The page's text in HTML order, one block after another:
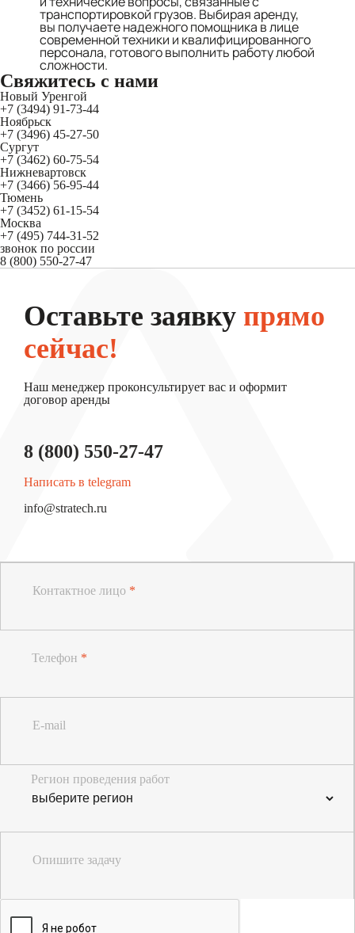
транспортировкой грузов. Выбирая аренду,
вы получаете надежного помощника в лице
современной техники и квалифицированного
персонала, готового выполнить работу любой
сложности.
Свяжитесь с нами
Новый Уренгой
+7 (3494) 91-73-44
Ноябрьск
+7 (3496) 45-27-50
Сургут
+7 (3462) 60-75-54
Нижневартовск
+7 (3466) 56-95-44
Тюмень
+7 (3452) 61-15-54
Москва
+7 (495) 744-31-52
звонок по россии
8 (800) 550-27-47
Оставьте заявку прямо
сейчас!
Наш менеджер проконсультирует вас и оформит
договор аренды
8 (800) 550-27-47
Написать в telegram
info@stratech.ru
Контактное лицо *
Телефон *
E-mail
Регион проведения работ
Опишите задачу